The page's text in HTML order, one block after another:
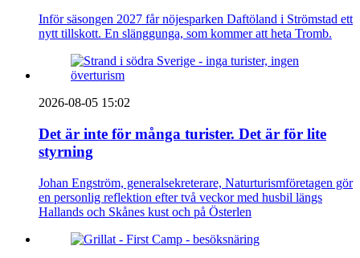
Inför säsongen 2027 får nöjesparken Daftöland i Strömstad ett
nytt tillskott. En slänggunga, som kommer att heta Tromb.
2026-08-05 15:02
Det är inte för många turister. Det är för lite
styrning
Johan Engström, generalsekreterare, Naturturismföretagen gör
en personlig reflektion efter två veckor med husbil längs
Hallands och Skånes kust och på Österlen